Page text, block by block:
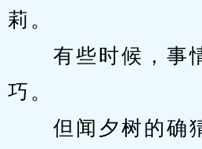
莉。
有些时候，事
巧。
但闻夕树的确